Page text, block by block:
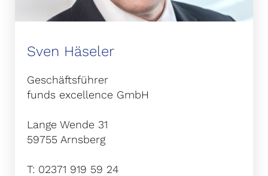
Sven Häseler
Geschäftsführer
funds excellence GmbH
Lange Wende 31
59755 Arnsberg
T: 02371 919 59 24